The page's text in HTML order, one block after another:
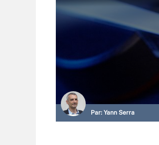
Par: Yann Serra